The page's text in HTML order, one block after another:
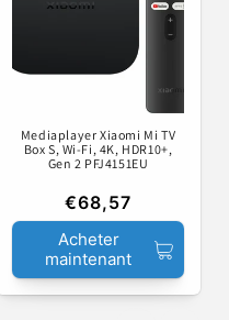
Mediaplayer Xiaomi Mi TV
Box S, Wi-Fi, 4K, HDR10+,
Gen 2 PFJ4151EU
€68,57
Acheter
maintenant